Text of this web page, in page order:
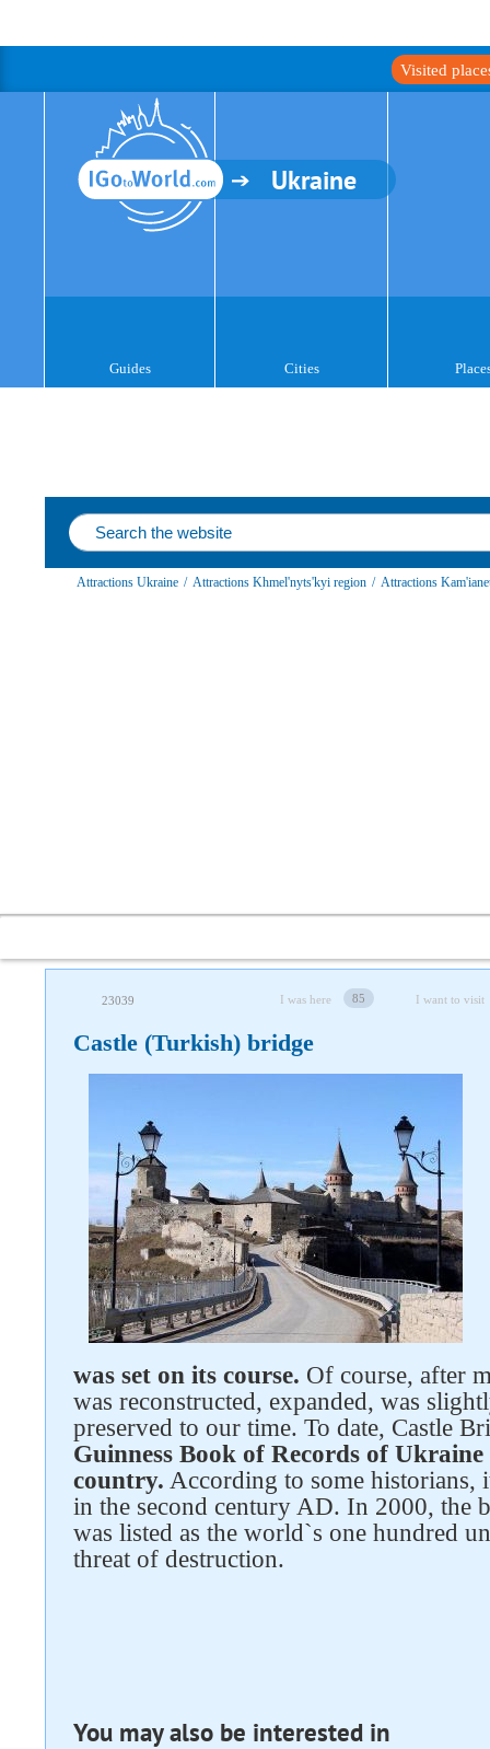
Visited
Ukraine
Guides Cities
Attractions Ukraine / Attractions Khmel'nyts'kyi region / Attractions
23039 I was here 85 I want to visit
Castle (Turkish) bridge
was set on its course. Of course, after
was reconstructed, expanded, was
preserved to our time. To date, Castle
Guinness Book of Records of
country. According to some historians,
in the second century AD. In 2000, the
was listed as the world`s one hundred
threat of destruction.
You may also be interested in
Follow us on social networks